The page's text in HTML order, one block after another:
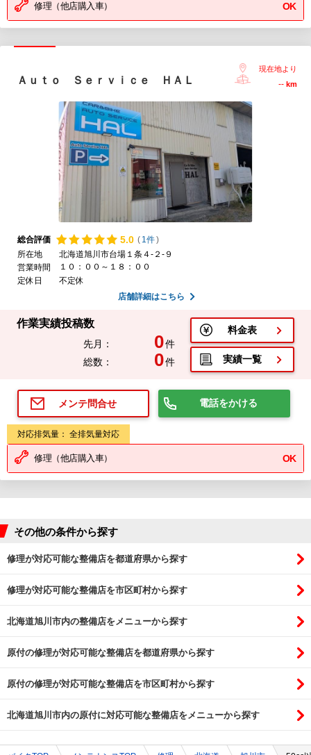
修理（他店購入車） OK
Ａｕｔｏ Ｓｅｒｖｉｃｅ ＨＡＬ
現在地より
-- km
総合評価 5.0 ( 1件)
所在地
北海道旭川市台場１条４-２-９
営業時間
１０：００～１８：００
定休日
不定休
店舗詳細はこちら
作業実績投稿数
先月： 0件
総数：
0件
料金表
実績一覧
メンテ問合せ 電話をかける
対応排気量： 全排気量対応
修理（他店購入車） OK
その他の条件から探す
修理が対応可能な整備店を都道府県から探す
修理が対応可能な整備店を市区町村から探す
北海道旭川市内の整備店をメニューから探す
原付の修理が対応可能な整備店を都道府県から探す
原付の修理が対応可能な整備店を市区町村から探す
北海道旭川市内の原付に対応可能な整備店をメニューから探す